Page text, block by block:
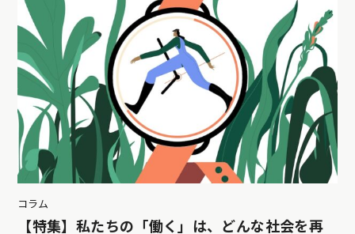
コラム
【特集】私たちの「働く」は、どんな社会を再